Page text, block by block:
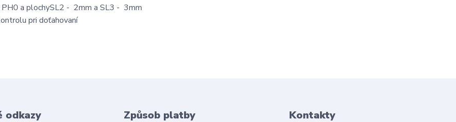
a plochySL2 - 2mm a SL3 - 3mm
pri doťahovaní
odkazy Způsob platby Kontakty